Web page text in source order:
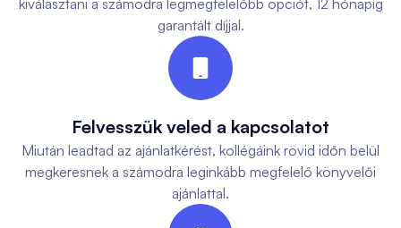
garantált díjjal.
Felvesszük veled a kapcsolatot
Miután leadtad az ajánlatkérést, kollégáink rövid időn belül
megkeresnek a számodra leginkább megfelelő könyvelői
ajánlattal.